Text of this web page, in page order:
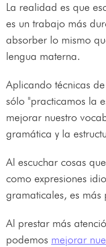
La realidad es que
es un trabajo más
absorber lo mismo
lengua materna.
Aplicando técnicas
sólo "practicamos la
mejorar nuestro
gramática y la
Al escuchar cosas
como expresiones
gramaticales, es
Al prestar más
podemos mejorar